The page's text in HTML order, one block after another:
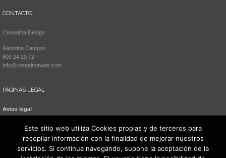
CONTACTO
Creaalma Design
Faustino Campos
600 24 20 72
info@creaalmaweb.com
PÁGINAS LEGAL
Aviso legal
Política de cookies
Este sitio web utiliza Cookies propias y de terceros para
recopilar información con la finalidad de mejorar nuestros
servicios. Si continua navegando, supone la aceptación de la